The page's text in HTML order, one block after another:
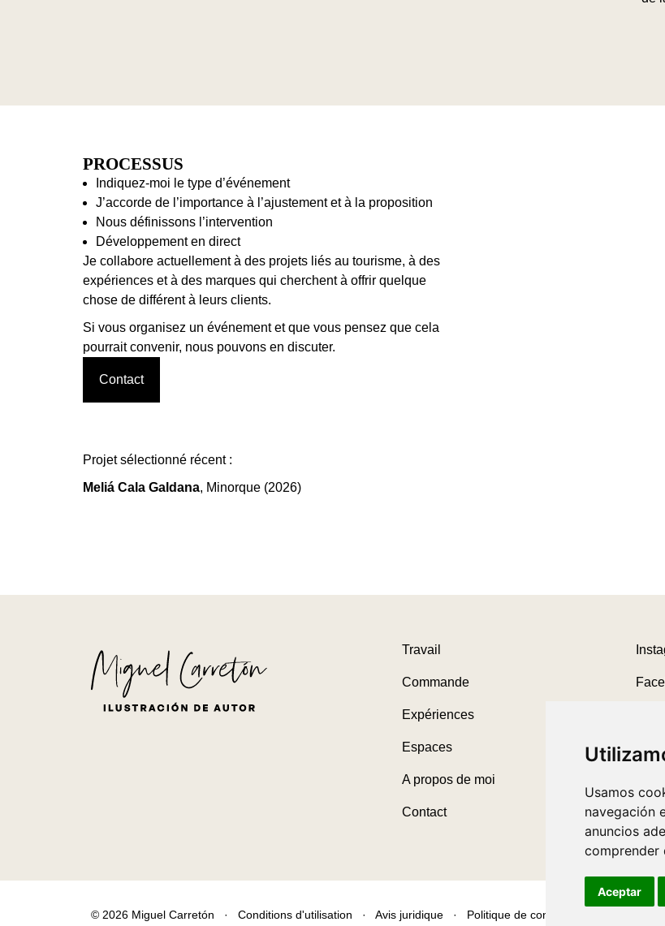
Usamos
navegación
anuncios
comprender
Aceptar
PROCESSUS
Indiquez-moi le type d’événement
J’accorde de l’importance à l’ajustement et à la proposition
Nous définissons l’intervention
Développement en direct
Je collabore actuellement à des projets liés au tourisme, à des
expériences et à des marques qui cherchent à offrir quelque
chose de différent à leurs clients.
Si vous organisez un événement et que vous pensez que cela
pourrait convenir, nous pouvons en discuter.
Contact
Projet sélectionné récent :
Meliá Cala Galdana, Minorque (2026)
Travail
Commande
Expériences
Espaces
A propos de moi
Contact
© 2026 Miguel Carretón · Conditions d'utilisation · Avis juridique · Politique de confidentialité